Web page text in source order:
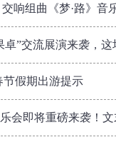
响组曲《梦·路》音
卓”交流展演来袭，
假期出游提示
会即将重磅来袭！